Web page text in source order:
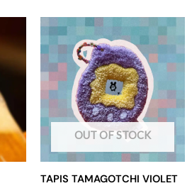
OUT OF STOCK
TAPIS TAMAGOTCHI VIOLET